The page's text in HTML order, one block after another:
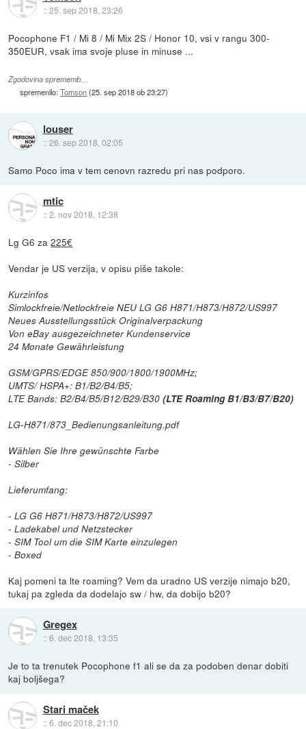
::25. sep 2018, 23:26
Pocophone F1 / Mi 8 / Mi Mix 2S / Honor 10, vsi v rangu 300-
350EUR, vsak ima svoje pluse in minuse ...
Zgodovina sprememb…
spremenilo:Tomson(25. sep 2018 ob 23:27)
louser
::26. sep 2018, 02:05
Samo Poco ima v tem cenovn razredu pri nas podporo.
mtic
::2. nov 2018, 12:38
Lg G6 za225€
Vendar je US verzija, v opisu piše takole:
Kurzinfos
Simlockfreie/Netlockfreie NEU LG G6 H871/H873/H872/US997
Neues Ausstellungsstück Originalverpackung
Von eBay ausgezeichneter Kundenservice
24 Monate Gewährleistung
GSM/GPRS/EDGE 850/900/1800/1900MHz;
UMTS/ HSPA+: B1/B2/B4/B5;
LTE Bands: B2/B4/B5/B12/B29/B30(LTE Roaming B1/B3/B7/B20)
LG-H871/873_Bedienungsanleitung.pdf
Wählen Sie Ihre gewünschte Farbe
- Silber
Lieferumfang:
- LG G6 H871/H873/H872/US997
- Ladekabel und Netzstecker
- SIM Tool um die SIM Karte einzulegen
- Boxed
Kaj pomeni ta lte roaming? Vem da uradno US verzije nimajo b20,
tukaj pa zgleda da dodelajo sw / hw, da dobijo b20?
Gregex
::6. dec 2018, 13:35
Je to ta trenutek Pocophone f1 ali se da za podoben denar dobiti
kaj boljšega?
Stari maček
::6. dec 2018, 21:10